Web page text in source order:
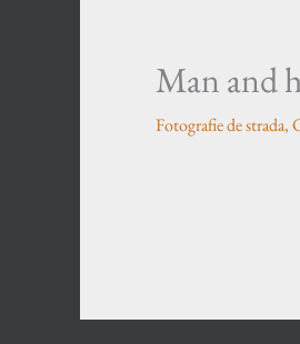
Man and
Fotografie de strada,